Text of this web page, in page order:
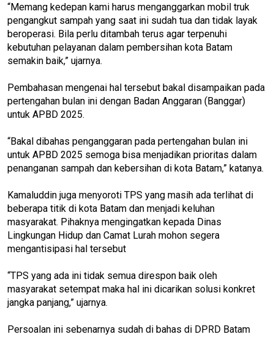
“Memang kedepan kami harus menganggarkan mobil truk
pengangkut sampah yang saat ini sudah tua dan tidak layak
beroperasi. Bila perlu ditambah terus agar terpenuhi
kebutuhan pelayanan dalam pembersihan kota Batam
semakin baik,” ujarnya.
Pembahasan mengenai hal tersebut bakal disampaikan pada
pertengahan bulan ini dengan Badan Anggaran (Banggar)
untuk APBD 2025.
“Bakal dibahas penganggaran pada pertengahan bulan ini
untuk APBD 2025 semoga bisa menjadikan prioritas dalam
penanganan sampah dan kebersihan di kota Batam,” katanya.
Kamaluddin juga menyoroti TPS yang masih ada terlihat di
beberapa titik di kota Batam dan menjadi keluhan
masyarakat. Pihaknya mengingatkan kepada Dinas
Lingkungan Hidup dan Camat Lurah mohon segera
mengantisipasi hal tersebut
“TPS yang ada ini tidak semua direspon baik oleh
masyarakat setempat maka hal ini dicarikan solusi konkret
jangka panjang,” ujarnya.
Persoalan ini sebenarnya sudah di bahas di DPRD Batam